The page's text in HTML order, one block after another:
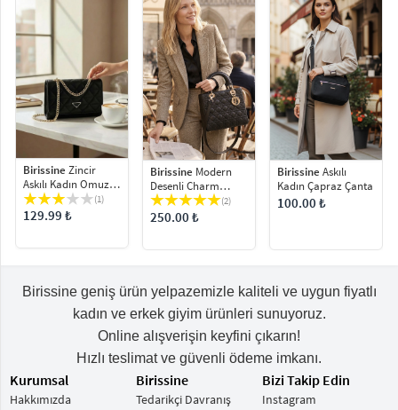
Birissine Zincir
Askılı Kadın Omuz
Çantası
(1)
129.99 ₺
Birissine Modern
Desenli Charm
Detaylı Kadın Omuz
Çantası
(2)
250.00 ₺
Birissine Askılı
Kadın Çapraz Çanta
100.00 ₺
Birissine geniş ürün yelpazemizle kaliteli ve uygun fiyatlı
kadın ve erkek giyim ürünleri sunuyoruz.
Online alışverişin keyfini çıkarın!
Hızlı teslimat ve güvenli ödeme imkanı.
Kurumsal
Hakkımızda
Birissine
Tedarikçi Davranış
Bizi Takip Edin
Instagram